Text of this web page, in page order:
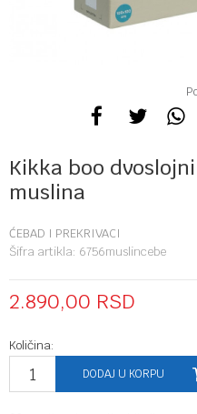
Kikka boo
muslina
ĆEBAD I PREKRIVACI
Šifra artikla: 6756muslincebe
2.890,00 RSD
Količina:
DODAJ U KORPU